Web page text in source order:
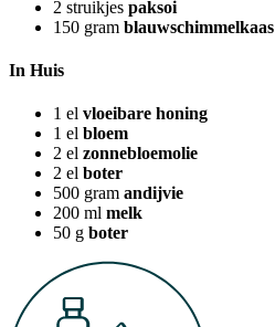
2 struikjes paksoi
150 gram blauwschimmelkaas
In Huis
1 el vloeibare honing
1 el bloem
2 el zonnebloemolie
2 el boter
500 gram andijvie
200 ml melk
50 g boter